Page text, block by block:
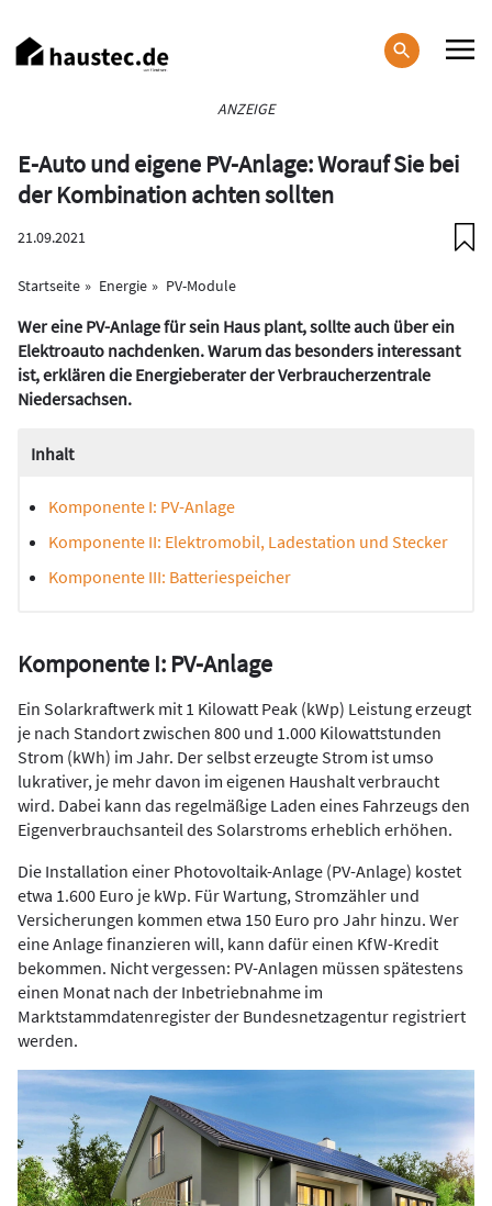
zum
Inhalt
ANZEIGE
E-Auto und eigene PV-Anlage: Worauf Sie bei
der Kombination achten sollten
21.09.2021
Startseite Energie PV-Module
Wer eine PV-Anlage für sein Haus plant, sollte auch über ein
Elektroauto nachdenken. Warum das besonders interessant
ist, erklären die Energieberater der Verbraucherzentrale
Niedersachsen.
Inhalt
Komponente I: PV-Anlage
Komponente II: Elektromobil, Ladestation und Stecker
Komponente III: Batteriespeicher
Komponente I: PV-Anlage
Ein Solarkraftwerk mit 1 Kilowatt Peak (kWp) Leistung erzeugt
je nach Standort zwischen 800 und 1.000 Kilowattstunden
Strom (kWh) im Jahr. Der selbst erzeugte Strom ist umso
lukrativer, je mehr davon im eigenen Haushalt verbraucht
wird. Dabei kann das regelmäßige Laden eines Fahrzeugs den
Eigenverbrauchsanteil des Solarstroms erheblich erhöhen.
Die Installation einer Photovoltaik-Anlage (PV-Anlage) kostet
etwa 1.600 Euro je kWp. Für Wartung, Stromzähler und
Versicherungen kommen etwa 150 Euro pro Jahr hinzu. Wer
eine Anlage finanzieren will, kann dafür einen KfW-Kredit
bekommen. Nicht vergessen: PV-Anlagen müssen spätestens
einen Monat nach der Inbetriebnahme im
Marktstammdatenregister der Bundesnetzagentur registriert
werden.